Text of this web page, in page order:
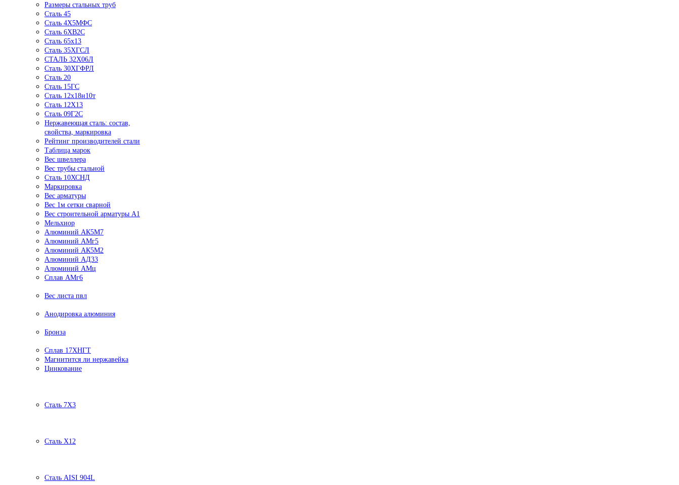
Размеры стальных труб
Сталь 45
Сталь 4Х5МФС
Сталь 6ХВ2С
Сталь 65х13
Сталь 35ХГСЛ
СТАЛЬ 32Х06Л
Сталь 30ХГФРЛ
Сталь 20
Сталь 15ГС
Сталь 12х18н10т
Сталь 12Х13
Сталь 09Г2С
Нержавеющая сталь: состав,
свойства, маркировка
Рейтинг производителей стали
Таблица марок
Вес швеллера
Вес трубы стальной
Сталь 10ХСНД
Маркировка
Вес арматуры
Вес 1м сетки сварной
Вес строительной арматуры А1
Мельхиор
Алюминий АК5М7
Алюминий АМг5
Алюминий АК5М2
Алюминий АД33
Алюминий АМц
Сплав АМг6
Вес листа пвл
Анодировка алюминия
Бронза
Сплав 17ХНГТ
Магнитится ли нержавейка
Цинкование
Сталь 7Х3
Сталь Х12
Сталь AISI 904L